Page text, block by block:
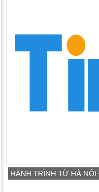
HÀNH TRÌNH TỪ HÀ